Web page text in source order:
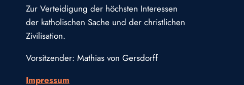
Zur Verteidigung der höchsten Interessen
der katholischen Sache und der christlichen
Zivilisation.
Vorsitzender: Mathias von Gersdorff
Impressum